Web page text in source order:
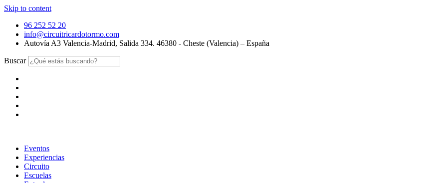
Skip to content
96 252 52 20
info@circuitricardotormo.com
Autovía A3 Valencia-Madrid, Salida 334. 46380 - Cheste (Valencia) – España
Buscar
Eventos
Experiencias
Circuito
Escuelas